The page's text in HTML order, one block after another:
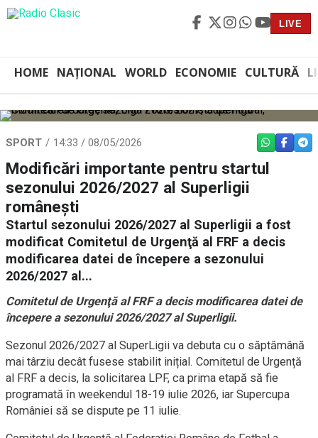
LIVE
HOME NAȚIONAL WORLD ECONOMIE CULTURĂ
SPORT 14:33 / 08/05/2026 WHATSAPP
Modificări importante pentru startul
sezonului 2026/2027 al Superligii
românești
Startul sezonului 2026/2027 al Superligii a fost
modificat Comitetul de Urgenţă al FRF a decis
modificarea datei de începere a sezonului
2026/2027 al...
Comitetul de Urgenţă al FRF a decis modificarea datei de
începere a sezonului 2026/2027 al Superligii.
Sezonul 2026/2027 al SuperLigii va debuta cu o săptămână
mai târziu decât fusese stabilit inițial. Comitetul de Urgență
al FRF a decis, la solicitarea LPF, ca prima etapă să fie
programată în weekendul 18-19 iulie 2026, iar Supercupa
României să se dispute pe 11 iulie.